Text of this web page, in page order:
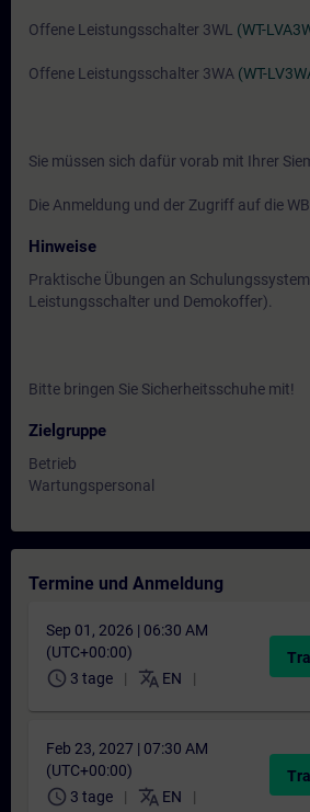
Offene Leistungsschalter 3WL (WT-
Offene Leistungsschalter 3WA (WT-
Sie müssen sich dafür vorab mit Ihrer
Die Anmeldung und der Zugriff auf die
Hinweise
Praktische Übungen an
Leistungsschalter und Demokoffer).
Bitte bringen Sie Sicherheitsschuhe mit!
Zielgruppe
Betrieb
Wartungspersonal
Termine und Anmeldung
Sep 01, 2026 | 06:30 AM
(UTC+00:00)
schedule 3 tage translate EN
Feb 23, 2027 | 07:30 AM
(UTC+00:00)
schedule 3 tage translate EN